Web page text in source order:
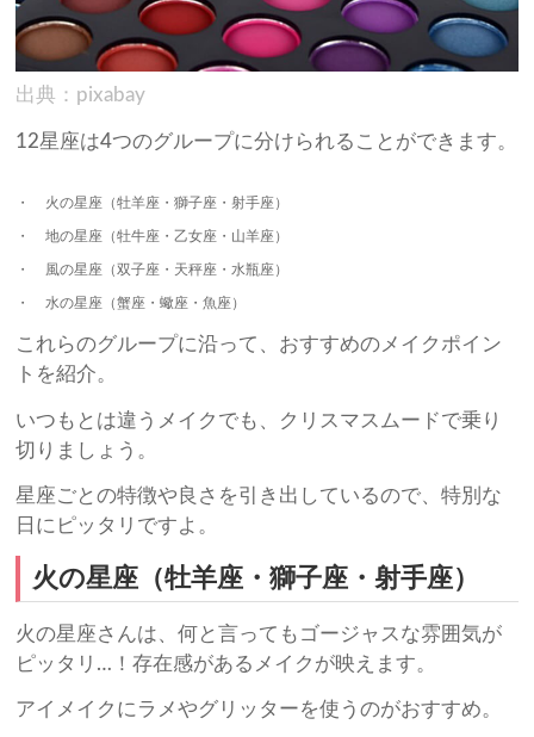
出典：pixabay
12星座は4つのグループに分けられることができます。
火の星座（牡羊座・獅子座・射手座）
地の星座（牡牛座・乙女座・山羊座）
風の星座（双子座・天秤座・水瓶座）
水の星座（蟹座・蠍座・魚座）
これらのグループに沿って、おすすめのメイクポイン
トを紹介。
いつもとは違うメイクでも、クリスマスムードで乗り
切りましょう。
星座ごとの特徴や良さを引き出しているので、特別な
日にピッタリですよ。
火の星座（牡羊座・獅子座・射手座）
火の星座さんは、何と言ってもゴージャスな雰囲気が
ピッタリ…！存在感があるメイクが映えます。
アイメイクにラメやグリッターを使うのがおすすめ。